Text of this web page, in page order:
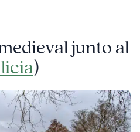
junto al
)